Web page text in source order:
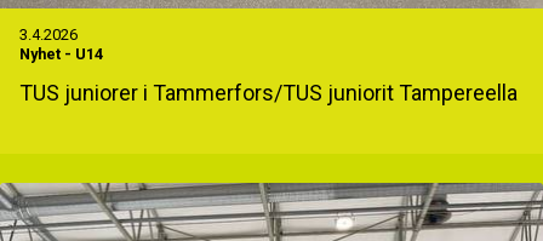
3.4.2026
Nyhet - U14
TUS juniorer i Tammerfors/TUS juniorit Tampereella